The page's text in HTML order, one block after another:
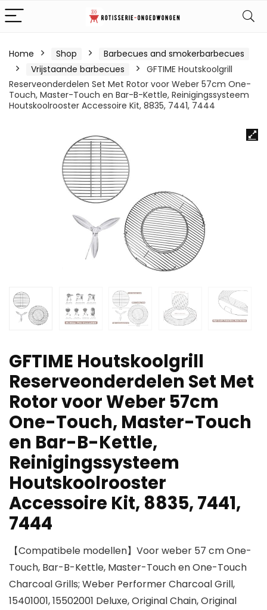
Home Shop
Barbecues and smokerbarbecues
Vrijstaande barbecues
GFTIME Houtskoolgrill
Reserveonderdelen Set Met Rotor voor Weber 57cm One-
Touch, Master-Touch en Bar-B-Kettle, Reinigingssysteem
Houtskoolrooster Accessoire Kit, 8835, 7441, 7444
GFTIME Houtskoolgrill
Reserveonderdelen Set Met
Rotor voor Weber 57cm
One-Touch, Master-Touch
en Bar-B-Kettle,
Reinigingssysteem
Houtskoolrooster
Accessoire Kit, 8835, 7441,
7444
【Compatibele modellen】Voor weber 57 cm One-
Touch, Bar-B-Kettle, Master-Touch en One-Touch
Charcoal Grills; Weber Performer Charcoal Grill,
15401001, 15502001 Deluxe, Original Chain, Original